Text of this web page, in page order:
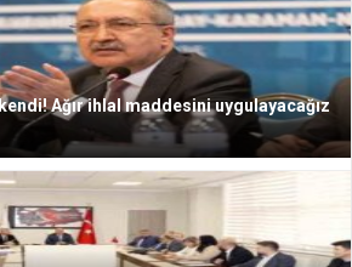
Ağır ihlal maddesini uygulayacağız